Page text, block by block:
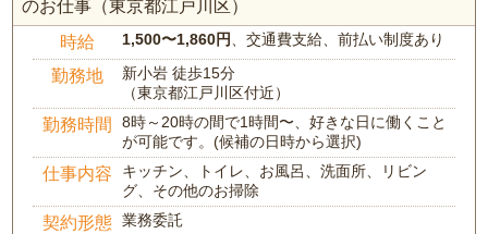
のお仕事（東京都江戸川区）
時給 1,500〜1,860円、交通費支給、前払い制度あり
勤務地
新小岩 徒歩15分
（東京都江戸川区付近）
勤務時間
8時～20時の間で1時間〜、好きな日に働くこと
が可能です。(候補の日時から選択)
仕事内容
キッチン、トイレ、お風呂、洗面所、リビン
グ、その他のお掃除
契約形態 業務委託